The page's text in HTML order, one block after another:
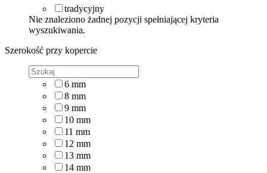
tradycyjny
Nie znaleziono żadnej pozycji spełniającej kryteria
wyszukiwania.
Szerokość przy kopercie
6 mm
8 mm
9 mm
10 mm
11 mm
12 mm
13 mm
14 mm